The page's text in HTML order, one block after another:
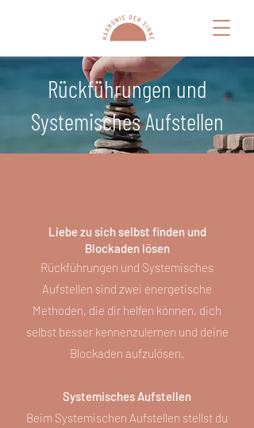
Rückführungen und
Systemisches Aufstellen
Liebe zu sich selbst finden und
Blockaden lösen
Rückführungen und Systemisches
Aufstellen sind zwei energetische
Methoden, die dir helfen können, dich
selbst besser kennenzulernen und deine
Blockaden aufzulösen.
Systemisches Aufstellen
Beim Systemischen Aufstellen stellst du